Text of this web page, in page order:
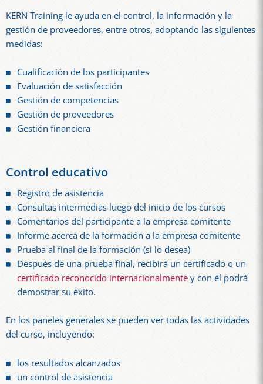
KERN Training le ayuda en el control, la información y la
gestión de proveedores, entre otros, adoptando las siguientes
medidas:
Cualificación de los participantes
Evaluación de satisfacción
Gestión de competencias
Gestión de proveedores
Gestión financiera
Control educativo
Registro de asistencia
Consultas intermedias luego del inicio de los cursos
Comentarios del participante a la empresa comitente
Informe acerca de la formación a la empresa comitente
Prueba al final de la formación (si lo desea)
Después de una prueba final, recibirá un certificado o un
certificado reconocido internacionalmentey con él podrá
demostrar su éxito.
En los paneles generales se pueden ver todas las actividades
del curso, incluyendo:
los resultados alcanzados
un control de asistencia